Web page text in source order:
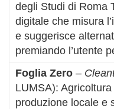
degli Studi di Roma
digitale che misura
e suggerisce
premiando l’utente
Foglia Zero –
LUMSA):
produzione locale e